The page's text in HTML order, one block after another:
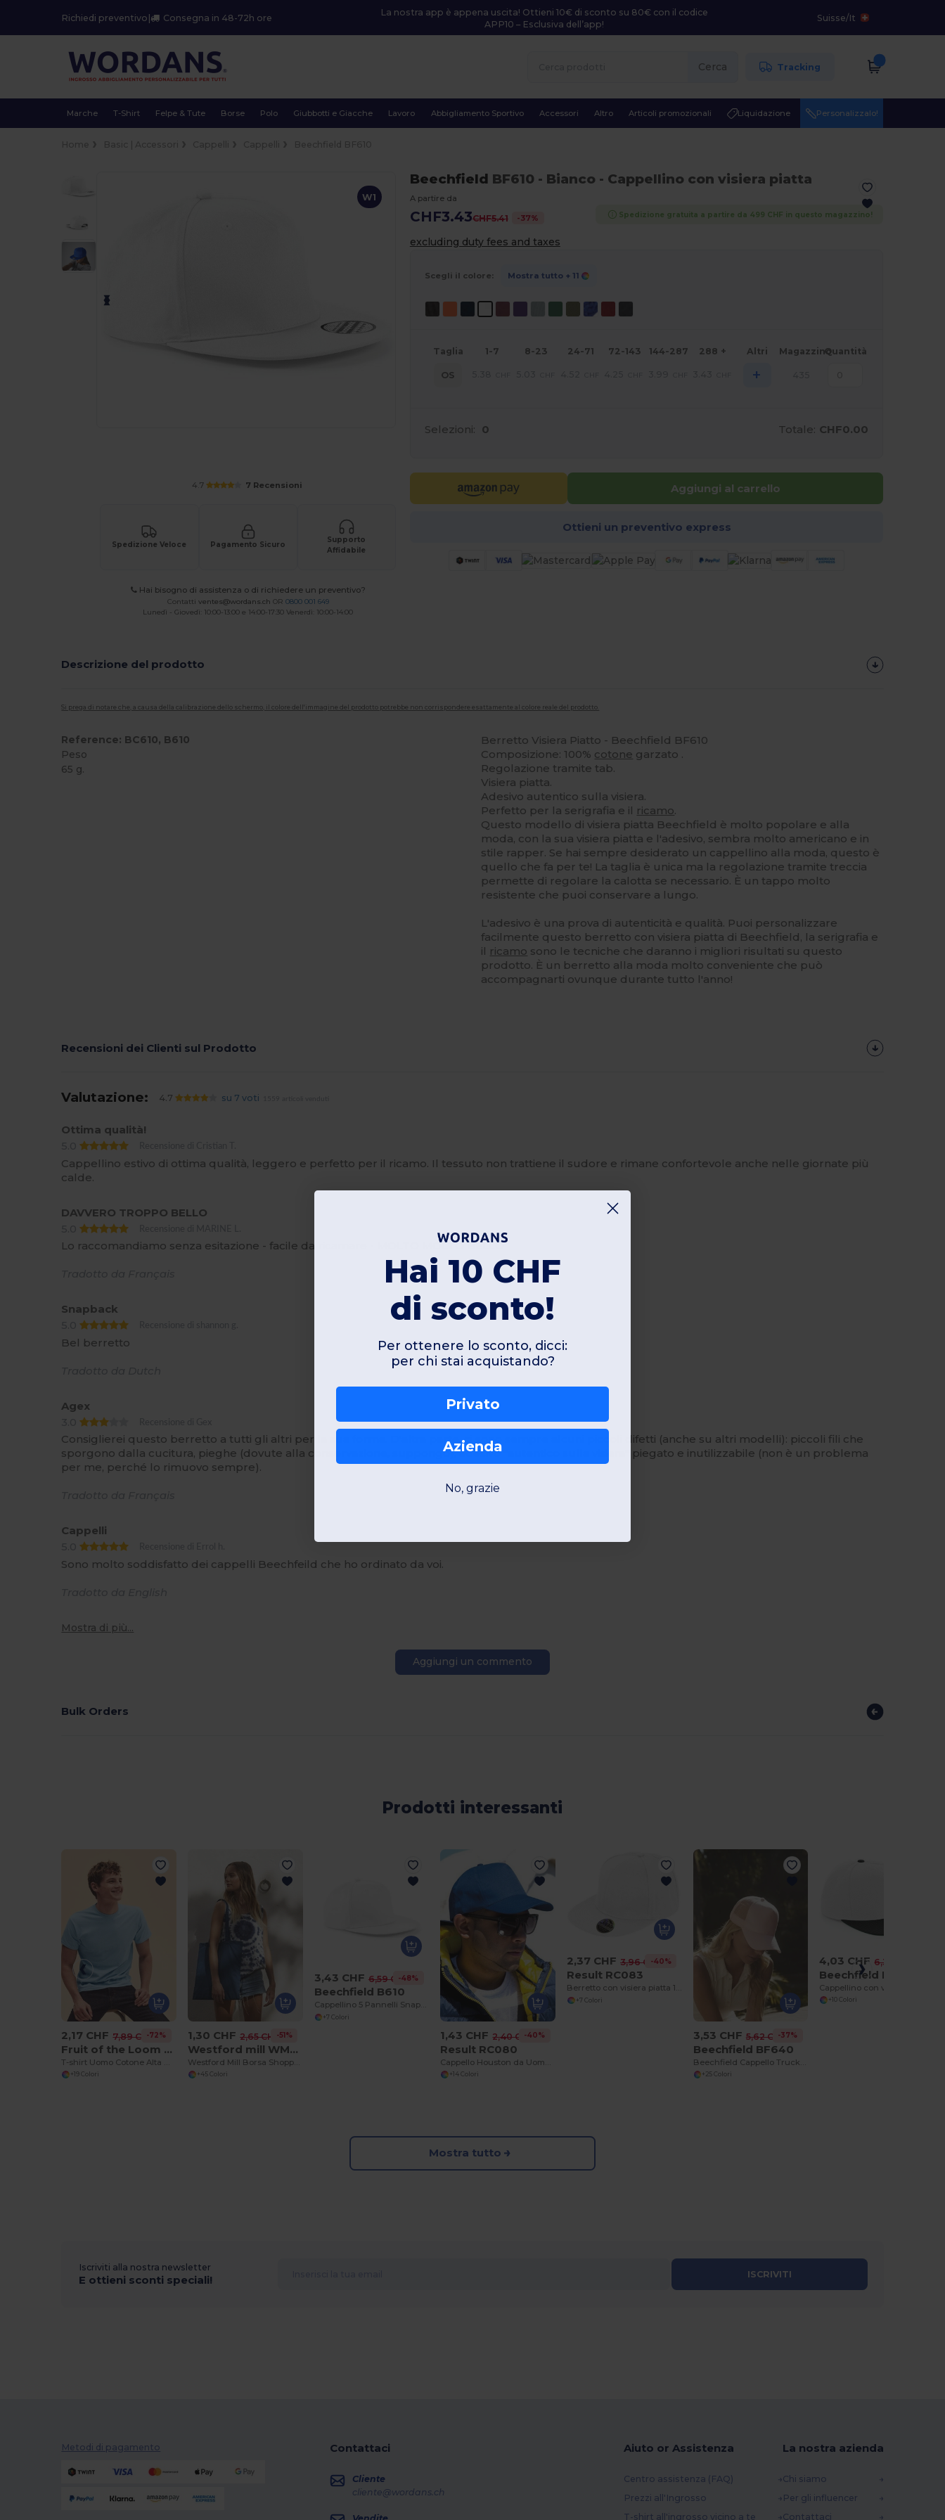
Richiedi preventivo | Consegna in 48-72h ore
La nostra app è appena uscita! Ottieni 10€ di sconto su 80€ con il codice
APP10 – Esclusiva dell’app!
Suisse/It
Cerca Tracking
Marche T-Shirt Felpe & Tute Borse Polo Giubbotti e Giacche Lavoro Abbigliamento Sportivo Accessori Altro Articoli promozionali Liquidazione Personalizzalo!
W1
4.7 7 Recensioni
Spedizione Veloce Pagamento Sicuro
Supporto
Affidabile
Hai bisogno di assistenza o di richiedere un preventivo?
Contatti ventes@wordans.ch OR 0800 001 649
Lunedì - Giovedì: 10:00-13:00 e 14:00-17:30 Venerdì: 10:00-14:00
Beechfield BF610 - Bianco - Cappellino con visiera piatta
A partire da
CHF3.43CHF5.41 -37% Spedizione gratuita a partire da 499 CHF in questo magazzino!
excluding duty fees and taxes
Scegli il colore: Mostra tutto + 11
Taglia 1-7 8-23 24-71 72-143 144-287 288 + Altri MagazzinoQuantità
OS +
Selezioni: 0 Totale: CHF0.00
Aggiungi al carrello
Ottieni un preventivo express
Descrizione del prodotto
Si prega di notare che, a causa della calibrazione dello schermo, il colore dell'immagine del prodotto potrebbe non corrispondere esattamente al colore reale del prodotto.
Reference: BC610, B610
Peso
65 g.
Berretto Visiera Piatto - Beechfield BF610
Composizione: 100% cotone garzato .
Regolazione tramite tab.
Visiera piatta.
Adesivo autentico sulla visiera.
Perfetto per la serigrafia e il ricamo.
Questo modello di visiera piatta Beechfield è molto popolare e alla
moda, con la sua visiera piatta e l'adesivo, sembra molto americano e in
stile rapper. Se hai sempre desiderato un cappellino alla moda, questo è
quello che fa per te! La taglia è unica ma la regolazione tramite treccia
permette di regolare la calotta se necessario. È un tappo molto
resistente che puoi conservare a lungo.
L'adesivo è una prova di autenticità e qualità. Puoi personalizzare
facilmente questo berretto con visiera piatta di Beechfield, la serigrafia e
il ricamo sono le tecniche che daranno i migliori risultati su questo
prodotto. È un berretto alla moda molto conveniente che può
accompagnarti ovunque durante tutto l'anno!
Recensioni dei Clienti sul Prodotto
Valutazione: 4.7 su 7 voti
Ottima qualità!
5.0
Cappellino estivo di ottima qualità, leggero e perfetto per il ricamo. Il tessuto non trattiene il sudore e rimane confortevole anche nelle giornate più
calde.
DAVVERO TROPPO BELLO
5.0
Lo raccomandiamo senza esitazione - facile da ricamare - MOLTO MOLTO BELLO
Snapback
5.0
Bel berretto
Agex
3.0
Consiglierei questo berretto a tutti gli altri per la sua forma. D'altra parte, ci sono sempre alcuni piccoli difetti (anche su altri modelli): piccoli fili che
sporgono dalla cucitura, pieghe (dovute alla conservazione, suppongo), adesivo "autentico sulla visiera" piegato e inutilizzabile (non è un problema
per me, perché lo rimuovo sempre).
Cappelli
5.0
Sono molto soddisfatto dei cappelli Beechfeild che ho ordinato da voi.
Mostra di più...
Aggiungi un commento
Bulk Orders
Prodotti interessanti
2,17 CHF 7,89 CHF-72%
Fruit of the Loom SS048
+19 Colori
1,30 CHF 2,65 CHF-51%
Westford mill WM101
+45 Colori
3,43 CHF 6,59 CHF-48%
Beechfield B610
Cappellino 5 Pannelli Snapback Rapper
+7 Colori
1,43 CHF 2,40 CHF-40%
Result RC080
+14 Colori
2,37 CHF 3,96 CHF-40%
Result RC083
+7 Colori
3,53 CHF 5,62 CHF-37%
Beechfield BF640
+25 Colori
4,03 CHF 6,36 CHF
Beechfield BF660
+10 Colori
Mostra tutto
Iscriviti alla nostra newsletter
E ottieni sconti speciali! ISCRIVITI
Metodi di pagamento Contattaci
Cliente
cliente@wordans.ch
Aiuto or Assistenza
Centro assistenza (FAQ)
Prezzi all'Ingrosso
T-shirt all'ingrosso vicino a te
La nostra azienda
Chi siamo
Per gli influencer
Contattaci
Hai 10 CHF
di sconto!
Per ottenere lo sconto, dicci:
per chi stai acquistando?
Privato
Azienda
No, grazie